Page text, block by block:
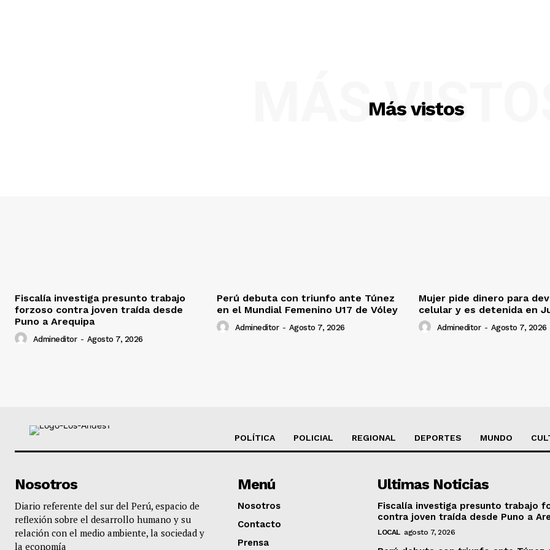
Más vistos
MÁS
Fiscalía investiga presunto trabajo
forzoso contra joven traída desde
Puno a Arequipa
Admineditor - Agosto 7, 2026
Perú debuta con triunfo ante Túnez
en el Mundial Femenino U17 de Vóley
Admineditor - Agosto 7, 2026
Mujer pide dinero para
celular y es detenida en
Admineditor - Agosto 7, 2026
POLÍTICA POLICIAL REGIONAL DEPORTES MUNDO
Nosotros
Diario referente del sur del Perú, espacio de
reflexión sobre el desarrollo humano y su
relación con el medio ambiente, la sociedad y
la economía
Menú
Nosotros
Contacto
Prensa
Ultimas Noticias
Fiscalía investiga presunto trabajo
contra joven traída desde Puno a
LOCAL agosto 7, 2026